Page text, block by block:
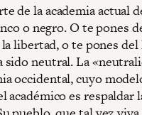
de la academia actual
o negro. O te pones
libertad, o te pones
sido neutral. La
occidental, cuyo
académico es respaldar